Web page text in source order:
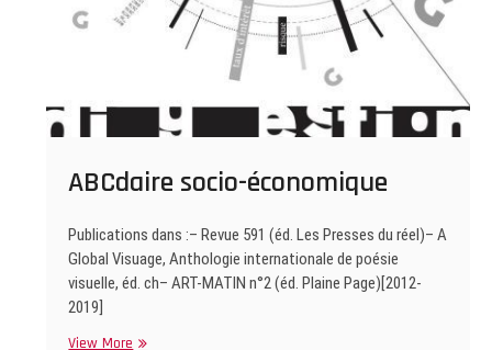
ABCdaire socio-économique
Publications dans :– Revue 591 (éd. Les Presses du réel)– A
Global Visuage, Anthologie internationale de poésie
visuelle, éd. ch– ART-MATIN n°2 (éd. Plaine Page)[2012-
2019]
View MoreABCdaire